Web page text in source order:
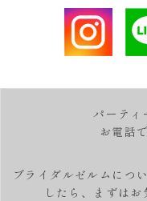
パーティ
お電話
ブライダルゼルムにつ
したら、
まずはお